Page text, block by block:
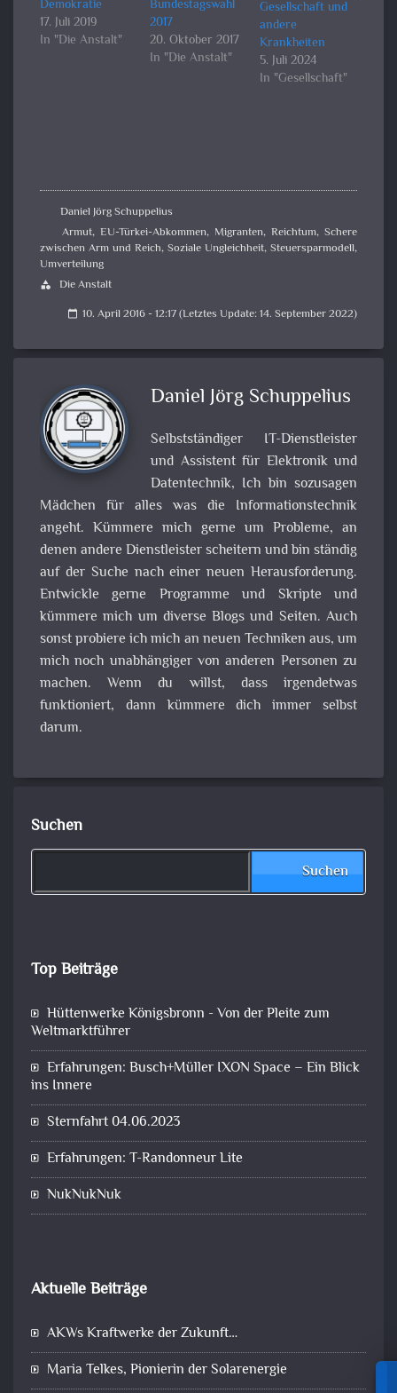
Demokratie
17. Juli 2019
In "Die Anstalt"
Bundestagswahl
2017
20. Oktober 2017
In "Die Anstalt"
Gesellschaft und
andere
Krankheiten
5. Juli 2024
In "Gesellschaft"
Daniel Jörg Schuppelius
Armut, EU-Türkei-Abkommen, Migranten, Reichtum, Schere
zwischen Arm und Reich, Soziale Ungleichheit, Steuersparmodell,
Umverteilung
category Die Anstalt
calendar_today 10. April 2016 - 12:17 (Letztes Update: 14. September 2022)
Daniel Jörg Schuppelius
Selbstständiger IT-Dienstleister
und Assistent für Elektronik und
Datentechnik, Ich bin sozusagen
Mädchen für alles was die Informationstechnik
angeht. Kümmere mich gerne um Probleme, an
denen andere Dienstleister scheitern und bin ständig
auf der Suche nach einer neuen Herausforderung.
Entwickle gerne Programme und Skripte und
kümmere mich um diverse Blogs und Seiten. Auch
sonst probiere ich mich an neuen Techniken aus, um
mich noch unabhängiger von anderen Personen zu
machen. Wenn du willst, dass irgendetwas
funktioniert, dann kümmere dich immer selbst
darum.
Suchen
Suchen
Top Beiträge
Hüttenwerke Königsbronn - Von der Pleite zum
Weltmarktführer
Erfahrungen: Busch+Müller IXON Space – Ein Blick
ins Innere
Sternfahrt 04.06.2023
Erfahrungen: T-Randonneur Lite
NukNukNuk
Aktuelle Beiträge
AKWs Kraftwerke der Zukunft…
Maria Telkes, Pionierin der Solarenergie